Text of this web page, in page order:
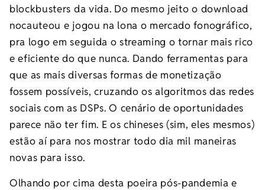
blockbusters da vida. Do mesmo jeito o download
nocauteou e jogou na lona o mercado fonográfico,
pra logo em seguida o streaming o tornar mais rico
e eficiente do que nunca. Dando ferramentas para
que as mais diversas formas de monetização
fossem possíveis, cruzando os algoritmos das redes
sociais com as DSPs. O cenário de oportunidades
parece não ter fim. E os chineses (sim, eles mesmos)
estão aí para nos mostrar todo dia mil maneiras
novas para isso.
Olhando por cima desta poeira pós-pandemia e